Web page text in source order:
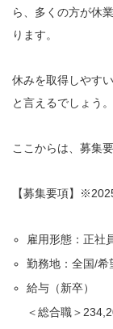
ら、多くの方が休
ります。
休みを取得しやす
と言えるでしょう。
ここからは、募集
【募集要項】
雇用形態：正社
勤務地：全国/希
給与（新卒）
＜総合職＞